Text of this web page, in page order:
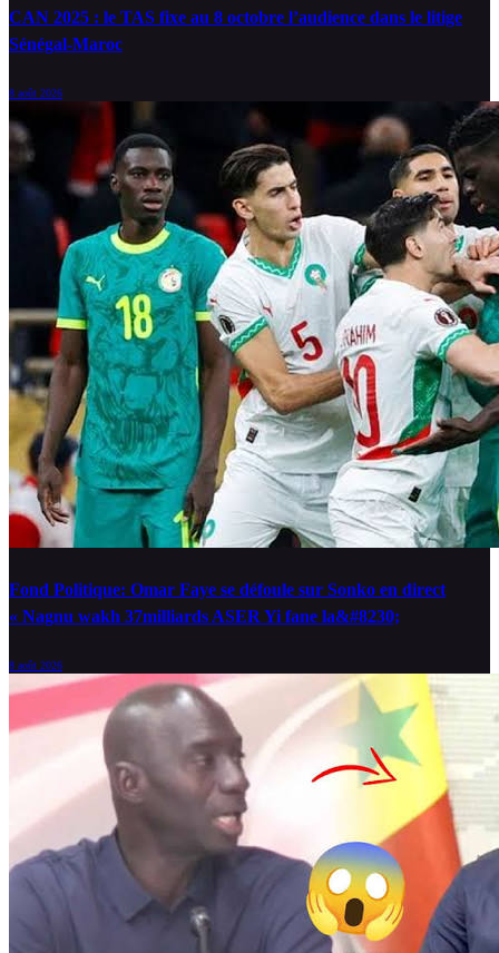
CAN 2025 : le TAS fixe au 8 octobre l’audience dans le litige
Sénégal-Maroc
8 août 2026
Fond Politique: Omar Faye se défoule sur Sonko en direct
« Nagnu wakh 37milliards ASER Yi fane la&#8230;
8 août 2026